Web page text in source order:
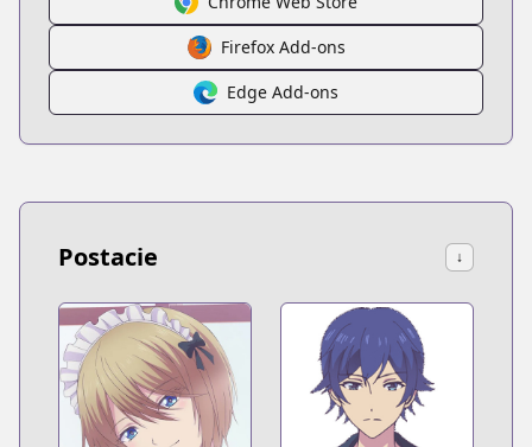
Firefox Add-ons
Edge Add-ons
Postacie ↓